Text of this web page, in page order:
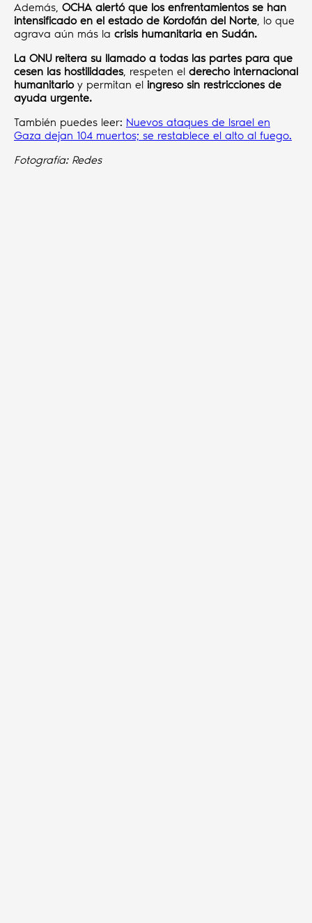
Además, OCHA alertó que los enfrentamientos se han
intensificado en el estado de Kordofán del Norte, lo que
agrava aún más la crisis humanitaria en Sudán.
La ONU reitera su llamado a todas las partes para que
cesen las hostilidades, respeten el derecho internacional
humanitario y permitan el ingreso sin restricciones de
ayuda urgente.
También puedes leer: Nuevos ataques de Israel en
Gaza dejan 104 muertos; se restablece el alto al fuego.
Fotografía: Redes